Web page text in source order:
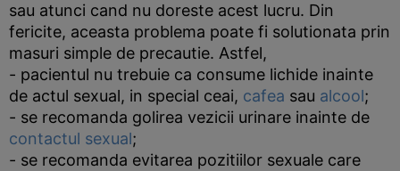
sau atunci cand nu doreste acest lucru. Din
fericite, aceasta problema poate fi solutionata prin
masuri simple de precautie. Astfel,
- pacientul nu trebuie ca consume lichide inainte
de actul sexual, in special ceai, cafea sau alcool;
- se recomanda golirea vezicii urinare inainte de
contactul sexual;
- se recomanda evitarea pozitiilor sexuale care